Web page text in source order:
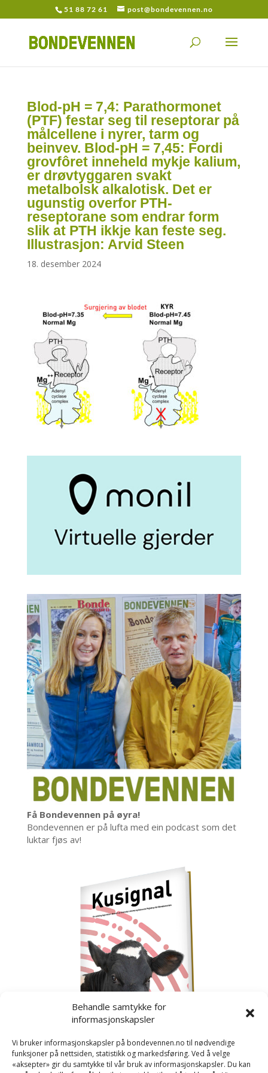
Behandle samtykke for
informasjonskapsler
Vi bruker informasjonskapsler på bondevennen.no til nødvendige
funksjoner på nettsiden, statistikk og markedsføring. Ved å velge
«aksepter» gir du samtykke til vår bruk av informasjonskapsler. Du kan
51 88 72 61 post@bondevennen.no
Blod-pH = 7,4: Parathormonet
(PTF) festar seg til reseptorar på
målcellene i nyrer, tarm og
beinvev. Blod-pH = 7,45: Fordi
grovfôret inneheld mykje kalium,
er drøvtyggaren svakt
metalbolsk alkalotisk. Det er
ugunstig overfor PTH-
reseptorane som endrar form
slik at PTH ikkje kan feste seg.
Illustrasjon: Arvid Steen
18. desember 2024
Få Bondevennen på øyra!
Bondevennen er på lufta med ein podcast som det
luktar fjøs av!